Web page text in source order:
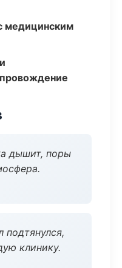
медицинским
дышит, поры
подтянулся,
клинику.